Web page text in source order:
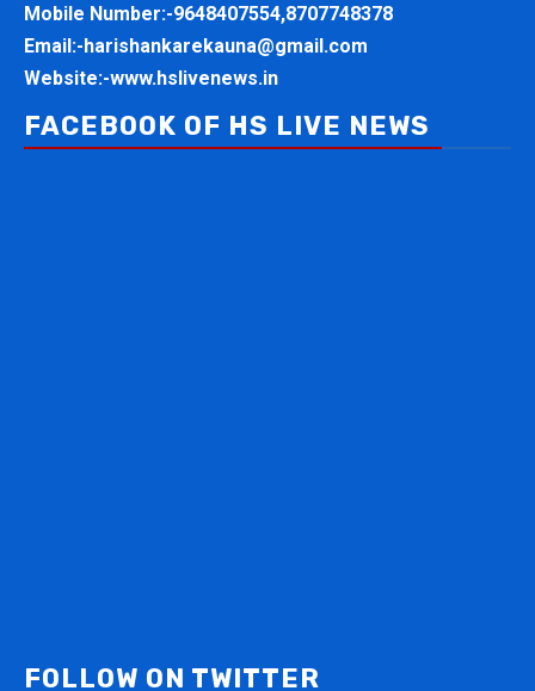
Mobile Number:-9648407554,8707748378
Email:-harishankarekauna@gmail.com
Website:-www.hslivenews.in
FACEBOOK OF HS LIVE NEWS
FOLLOW ON TWITTER